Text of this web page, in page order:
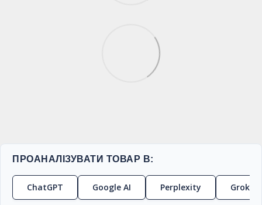
ПРОАНАЛІЗУВАТИ ТОВАР В:
ChatGPT Google AI Perplexity Grok